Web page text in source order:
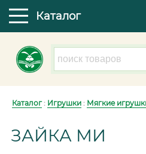
Каталог
Каталог: Игрушки : Мягкие
ЗАЙКА МИ